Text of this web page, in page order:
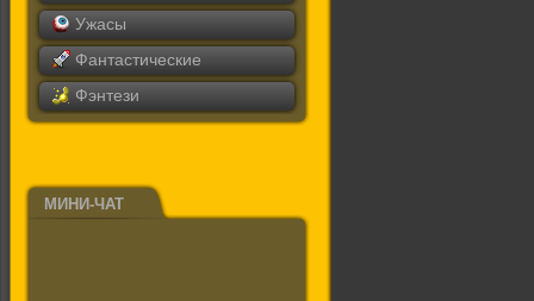
Ужасы
Фантастические
Фэнтези
МИНИ-ЧАТ